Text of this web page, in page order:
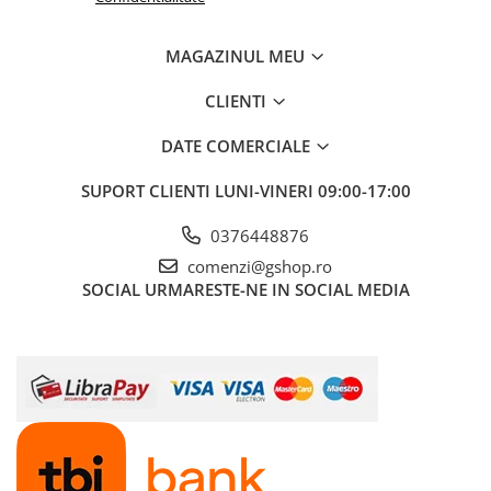
Accesorii centrale termice electrice
Accesorii centrale termice pe gaz
Incalzire in pardoseala
Accesorii incalzire in pardoseala
Colectoare si distribuitoare
pardoseala
Teava incalzire in pardoseala
Incalzitoare terasa si accesorii
Purificatoare de aer
MAGAZINUL MEU
CLIENTI
DATE COMERCIALE
SUPORT CLIENTI LUNI-VINERI 09:00-17:00
0376448876
comenzi@gshop.ro
SOCIAL URMARESTE-NE IN SOCIAL MEDIA